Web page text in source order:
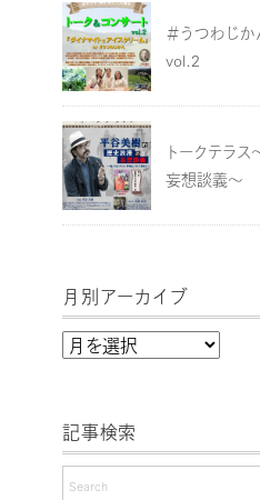
＃うつわじか
vol.2
トークテラ
妄想談義～
月別アーカイブ
月
ー
カ
記事検索